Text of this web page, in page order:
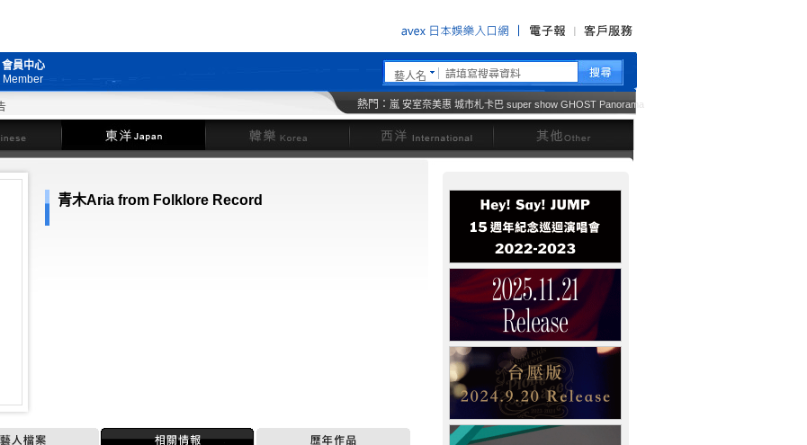
會員中心
Member
藝人名
熱門： 嵐 安室奈美惠 城市札卡巴 super show GHOST Panorama
東洋 韓樂 其他
青木Aria from Folklore Record
藝人檔案 相關情報 歷年作品